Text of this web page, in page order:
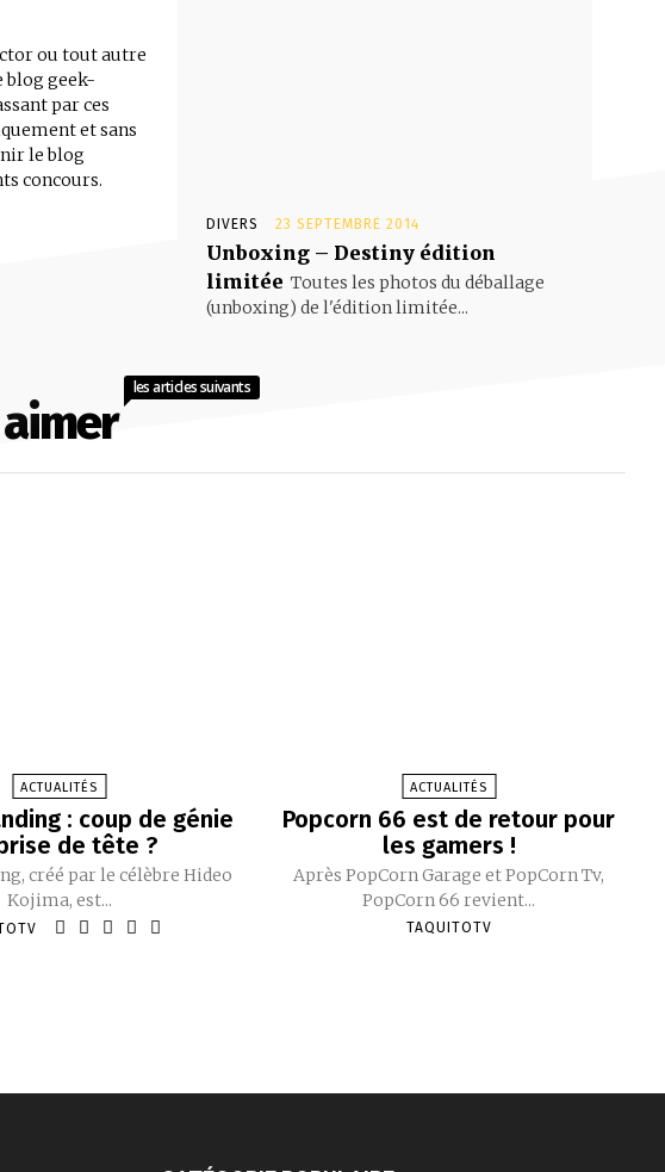
ou tout autre
blog geek-
par ces
et sans
le blog
concours.
DIVERS 23 SEPTEMBRE 2014
Unboxing – Destiny édition
limitée Toutes les photos du déballage
(unboxing) de l'édition limitée...
les articles suivants
ACTUALITÉS
: coup de génie
de tête ?
créé par le célèbre Hideo
Kojima, est...
ACTUALITÉS
Popcorn 66 est de retour pour
les gamers !
Après PopCorn Garage et PopCorn Tv,
PopCorn 66 revient...
TAQUITOTV